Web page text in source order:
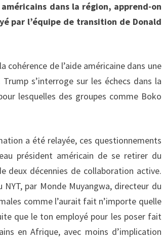
dans la région, apprend-on
par l’équipe de transition de Donald
cohérence de l’aide américaine dans une
s’interroge sur les échecs dans la
lesquelles des groupes comme Boko
a été relayée, ces questionnements
président américain de se retirer du
deux décennies de collaboration active.
par Monde Muyangwa, directeur du
comme l’aurait fait n’importe quelle
que le ton employé pour les poser fait
en Afrique, avec moins d’implication